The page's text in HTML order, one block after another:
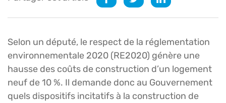
Selon un député, le respect de la réglementation
environnementale 2020 (RE2020) génère une
hausse des coûts de construction d’un logement
neuf de 10 %. Il demande donc au Gouvernement
quels dispositifs incitatifs à la construction de